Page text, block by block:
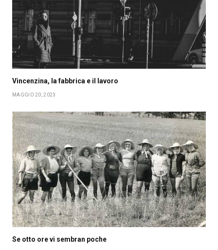
Vincenzina, la fabbrica e il lavoro
MAGGIO 20, 2023
Se otto ore vi sembran poche